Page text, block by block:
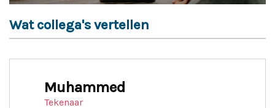
Wat collega's vertellen
Muhammed
Tekenaar